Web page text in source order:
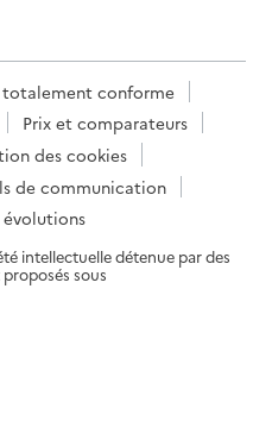
conforme
Prix et comparateurs
des cookies
de communication
intellectuelle détenue par des
sous